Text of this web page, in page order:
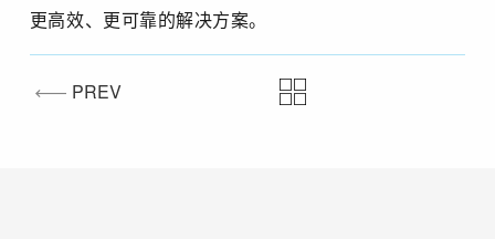
更高效、更可靠的解决方案。
PREV